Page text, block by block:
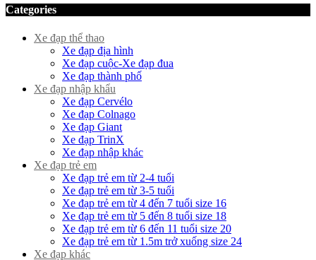
Categories
Xe đạp thể thao
Xe đạp địa hình
Xe đạp cuộc-Xe đạp đua
Xe đạp thành phố
Xe đạp nhập khẩu
Xe đạp Cervélo
Xe đạp Colnago
Xe đạp Giant
Xe đạp TrinX
Xe đạp nhập khác
Xe đạp trẻ em
Xe đạp trẻ em từ 2-4 tuổi
Xe đạp trẻ em từ 3-5 tuổi
Xe đạp trẻ em từ 4 đến 7 tuổi size 16
Xe đạp trẻ em từ 5 đến 8 tuổi size 18
Xe đạp trẻ em từ 6 đến 11 tuổi size 20
Xe đạp trẻ em từ 1.5m trở xuống size 24
Xe đạp khác